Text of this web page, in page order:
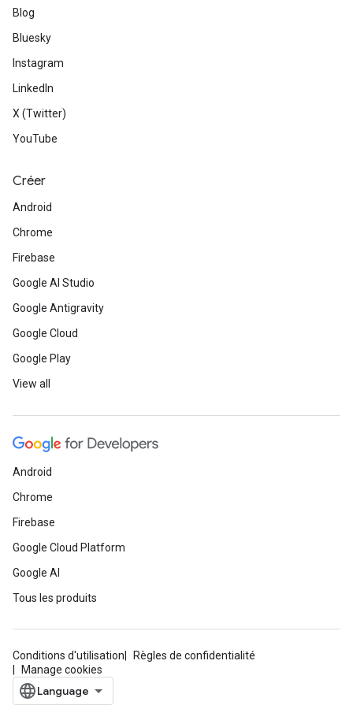
Blog
Bluesky
Instagram
LinkedIn
X (Twitter)
YouTube
Créer
Android
Chrome
Firebase
Google AI Studio
Google Antigravity
Google Cloud
Google Play
View all
Android
Chrome
Firebase
Google Cloud Platform
Google AI
Tous les produits
Conditions d'utilisation
Règles de confidentialité
Manage cookies